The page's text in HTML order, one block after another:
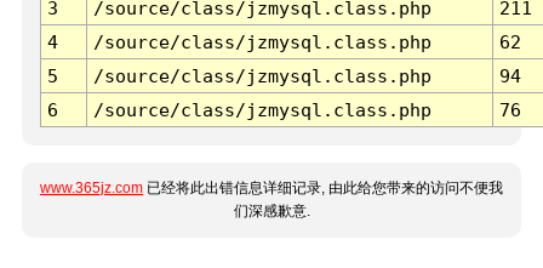
3 /source/class/jzmysql.class.php
211
4
/source/class/jzmysql.class.php
62
5
/source/class/jzmysql.class.php
94
6
/source/class/jzmysql.class.php 76
www.365jz.com 已经将此出错信息详细记录, 由此给您带来的访问不便我
们深感歉意.